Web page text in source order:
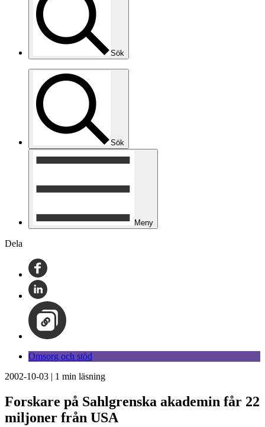
Sök
Sök
Meny
Dela
Omsorg och stöd
2002-10-03 | 1 min läsning
Forskare på Sahlgrenska akademin får 22
miljoner från USA